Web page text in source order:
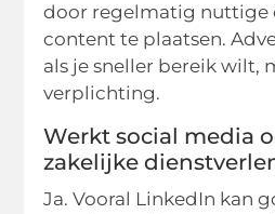
door regelmatig nuttige
content te plaatsen.
als je sneller bereik wilt,
verplichting.
Werkt social media
zakelijke
Ja. Vooral LinkedIn kan